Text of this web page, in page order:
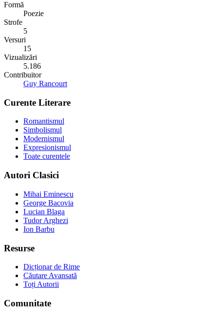
Formă
Poezie
Strofe
5
Versuri
15
Vizualizări
5.186
Contribuitor
Guy Rancourt
Curente Literare
Romantismul
Simbolismul
Modernismul
Expresionismul
Toate curentele
Autori Clasici
Mihai Eminescu
George Bacovia
Lucian Blaga
Tudor Arghezi
Ion Barbu
Resurse
Dicționar de Rime
Căutare Avansată
Toți Autorii
Comunitate